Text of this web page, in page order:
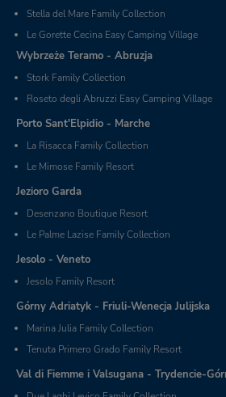
Stella del Mare Family Collection
Le Gorette Cecina Easy Camping Village
Wybrzeże Teramo - Abruzja
Stork Family Collection
Roseto degli Abruzzi Easy Camping Village
Porto Sant'Elpidio - Marche
La Risacca Family Collection
Le Mimose Family Resort
Jezioro Garda
Desenzano Boutique Resort
Le Palme Lazise Family Collection
Jesolo - Veneto
Jesolo Family Resort
Górny Adriatyk - Friuli-Wenecja Julijska
Marina Julia Family Collection
Tenuta Primero Grado Family Resort
Val di Fiemme i Valsugana - Trydencie-